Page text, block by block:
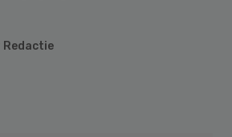
Redactie